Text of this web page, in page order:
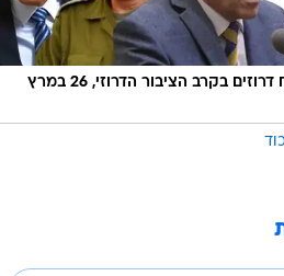
אינפו מדד האמון באנשי מפתח דרוזים בקרב הציבור הדרוזי, 26 במרץ